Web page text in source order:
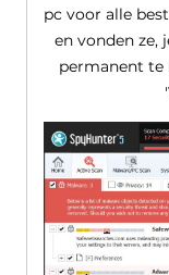
pc voor alle
en vonden ze,
permanent te